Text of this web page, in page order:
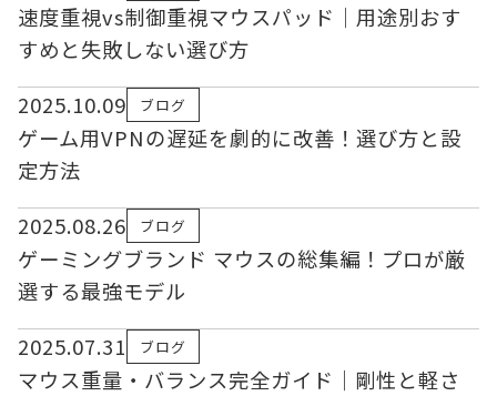
速度重視vs制御重視マウスパッド｜用途別おす
すめと失敗しない選び方
2025.10.09
ブログ
ゲーム用VPNの遅延を劇的に改善！選び方と設
定方法
2025.08.26
ブログ
ゲーミングブランド マウスの総集編！プロが厳
選する最強モデル
2025.07.31
ブログ
マウス重量・バランス完全ガイド｜剛性と軽さ